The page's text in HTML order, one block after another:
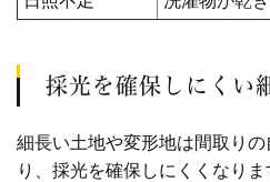
採光を確保しにくい
細長い土地や変形地は間取り
り、採光を確保しにくくなりま